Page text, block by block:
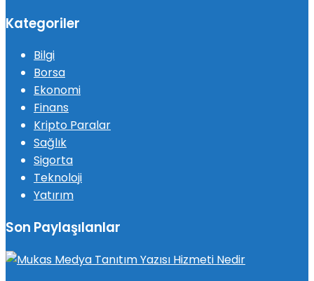
Kategoriler
Bilgi
Borsa
Ekonomi
Finans
Kripto Paralar
Sağlık
Sigorta
Teknoloji
Yatırım
Son Paylaşılanlar